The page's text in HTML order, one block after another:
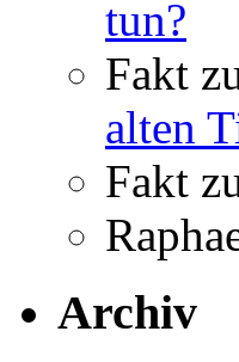
tun?
Fakt
alten
Fakt
Archiv